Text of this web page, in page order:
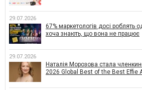
29.07.2026
67% маркетологів досі роблять
хоча знають, що вона не працює
29.07.2026
Наталія Морозова стала
2026 Global Best of the Best Effie